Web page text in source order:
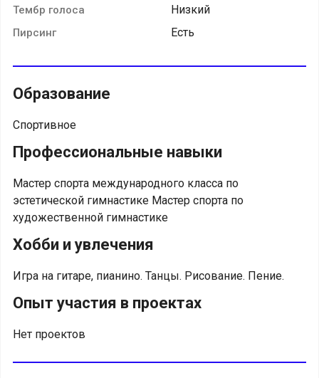
Тембр голоса Низкий
Пирсинг Есть
Образование
Спортивное
Профессиональные навыки
Мастер спорта международного класса по
эстетической гимнастике Мастер спорта по
художественной гимнастике
Хобби и увлечения
Игра на гитаре, пианино. Танцы. Рисование. Пение.
Опыт участия в проектах
Нет проектов